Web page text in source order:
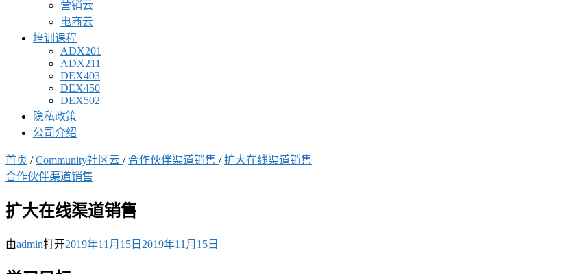
营销云
电商云
培训课程
ADX201
ADX211
DEX403
DEX450
DEX502
隐私政策
公司介绍
首页 / Community社区云 / 合作伙伴渠道销售 / 扩大在线渠道销售
合作伙伴渠道销售
扩大在线渠道销售
由admin打开2019年11月15日 2019年11月15日